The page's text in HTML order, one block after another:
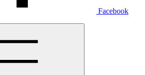
Facebook